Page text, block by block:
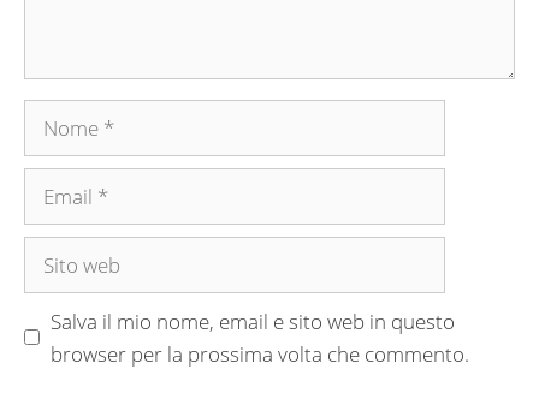
Nome
Email
Sito
Salva il mio nome, email e sito web in questo
browser per la prossima volta che commento.